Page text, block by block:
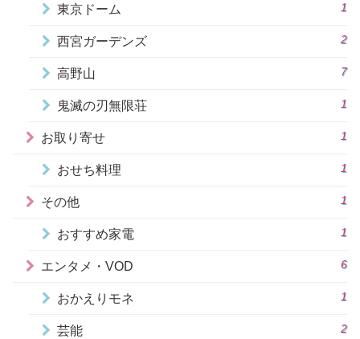
東京ドーム 1
西宮ガーデンズ 2
高野山 7
鬼滅の刃無限荘 1
お取り寄せ 1
おせち料理 1
その他 1
おすすめ家電 1
エンタメ・VOD 6
おかえりモネ 1
芸能 2